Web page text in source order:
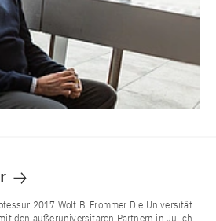
2017 Wolf B. Frommer Die Universität
den außeruniversitären Partnern in Jülich